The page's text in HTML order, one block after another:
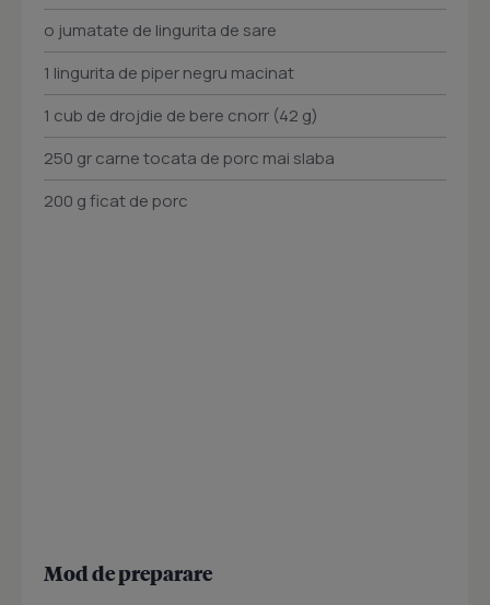
o jumatate de lingurita de sare
1 lingurita de piper negru macinat
1 cub de drojdie de bere cnorr (42 g)
250 gr carne tocata de porc mai slaba
200 g ficat de porc
Mod de preparare